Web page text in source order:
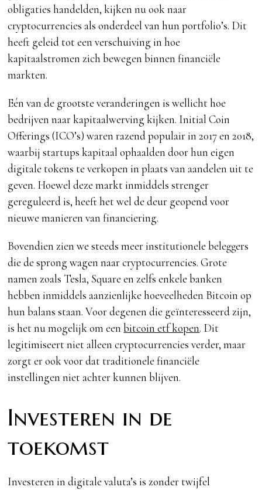
obligaties handelden, kijken nu ook naar
cryptocurrencies als onderdeel van hun portfolio’s. Dit
heeft geleid tot een verschuiving in hoe
kapitaalstromen zich bewegen binnen financiële
markten.
Eén van de grootste veranderingen is wellicht hoe
bedrijven naar kapitaalwerving kijken. Initial Coin
Offerings (ICO’s) waren razend populair in 2017 en 2018,
waarbij startups kapitaal ophaalden door hun eigen
digitale tokens te verkopen in plaats van aandelen uit te
geven. Hoewel deze markt inmiddels strenger
gereguleerd is, heeft het wel de deur geopend voor
nieuwe manieren van financiering.
Bovendien zien we steeds meer institutionele beleggers
die de sprong wagen naar cryptocurrencies. Grote
namen zoals Tesla, Square en zelfs enkele banken
hebben inmiddels aanzienlijke hoeveelheden Bitcoin op
hun balans staan. Voor degenen die geïnteresseerd zijn,
is het nu mogelijk om eenbitcoin etf kopen. Dit
legitimiseert niet alleen cryptocurrencies verder, maar
zorgt er ook voor dat traditionele financiële
instellingen niet achter kunnen blijven.
Investeren in de
toekomst
Investeren in digitale valuta’s is zonder twijfel